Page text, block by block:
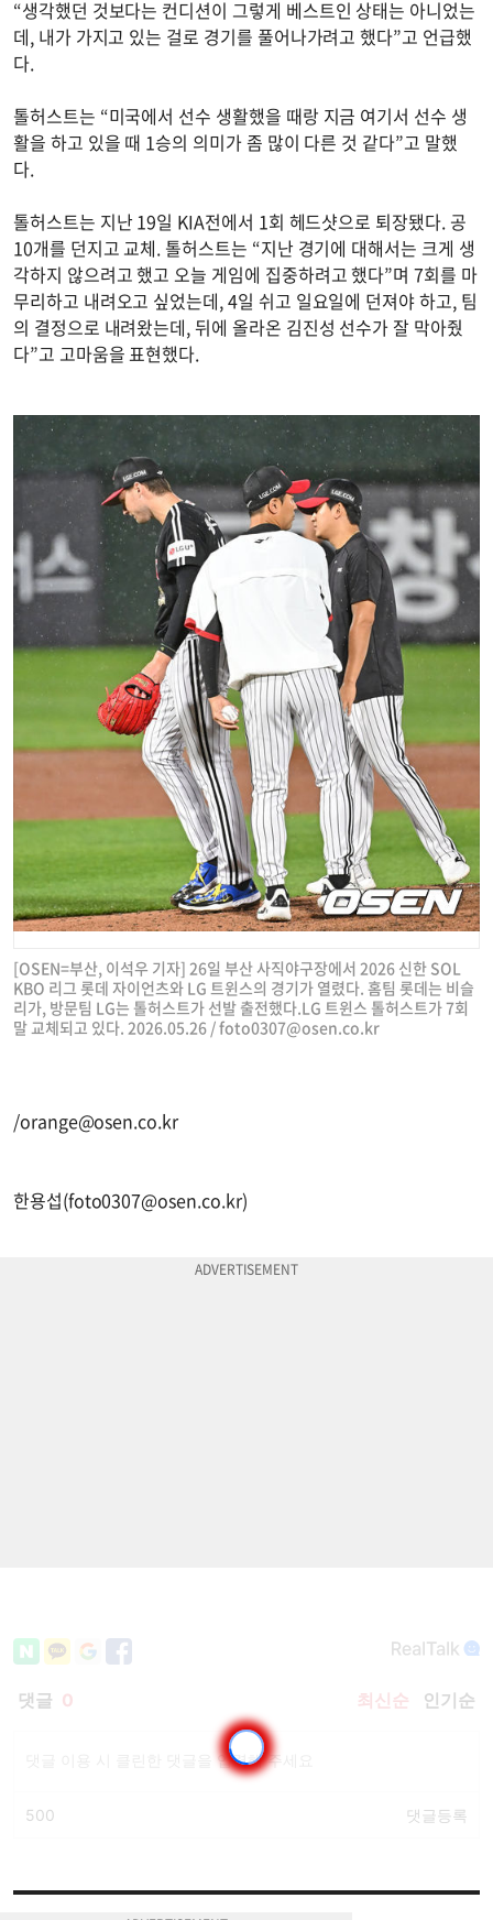
“생각했던 것보다는 컨디션이 그렇게 베스트인 상태는 아니었는
데, 내가 가지고 있는 걸로 경기를 풀어나가려고 했다”고 언급했
다.
톨허스트는 “미국에서 선수 생활했을 때랑 지금 여기서 선수 생
활을 하고 있을 때 1승의 의미가 좀 많이 다른 것 같다”고 말했
다.
톨허스트는 지난 19일 KIA전에서 1회 헤드샷으로 퇴장됐다. 공
10개를 던지고 교체. 톨허스트는 “지난 경기에 대해서는 크게 생
각하지 않으려고 했고 오늘 게임에 집중하려고 했다”며 7회를 마
무리하고 내려오고 싶었는데, 4일 쉬고 일요일에 던져야 하고, 팀
의 결정으로 내려왔는데, 뒤에 올라온 김진성 선수가 잘 막아줬
다”고 고마움을 표현했다.
[OSEN=부산, 이석우 기자] 26일 부산 사직야구장에서 2026 신한 SOL
KBO 리그 롯데 자이언츠와 LG 트윈스의 경기가 열렸다. 홈팀 롯데는 비슬
리가, 방문팀 LG는 톨허스트가 선발 출전했다.LG 트윈스 톨허스트가 7회
말 교체되고 있다. 2026.05.26 /foto0307@osen.co.kr
/orange@osen.co.kr
한용섭(foto0307@osen.co.kr)